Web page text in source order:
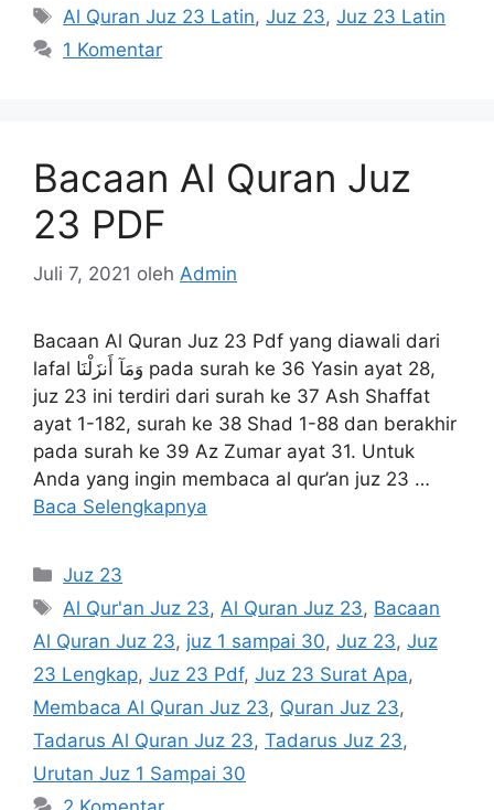
Tag
Al Quran Juz 23 Latin,Juz 23,Juz 23 Latin
1 Komentar
Bacaan Al Quran Juz
23 PDF
Juli 7, 2021 oleh Admin
Bacaan Al Quran Juz 23 Pdf yang diawali dari
lafal وَمَآ أَنزَلْنَا pada surah ke 36 Yasin ayat 28,
juz 23 ini terdiri dari surah ke 37 Ash Shaffat
ayat 1-182, surah ke 38 Shad 1-88 dan berakhir
pada surah ke 39 Az Zumar ayat 31. Untuk
Anda yang ingin membaca al qur’an juz 23 …
Baca Selengkapnya
Kategori
Juz 23
Tag
Al Qur'an Juz 23, Al Quran Juz 23, Bacaan
Al Quran Juz 23, juz 1 sampai 30, Juz 23, Juz
23 Lengkap, Juz 23 Pdf, Juz 23 Surat Apa,
Membaca Al Quran Juz 23, Quran Juz 23,
Tadarus Al Quran Juz 23, Tadarus Juz 23,
Urutan Juz 1 Sampai 30